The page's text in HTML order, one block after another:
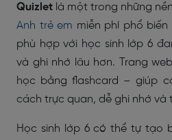
Quizlet là một trong những
Anh trẻ em miễn phí phổ
phù hợp với học sinh lớp 6
và ghi nhớ lâu hơn. Trang
học bằng flashcard – giúp
cách trực quan, dễ ghi nhớ và
Học sinh lớp 6 có thể tự tạo